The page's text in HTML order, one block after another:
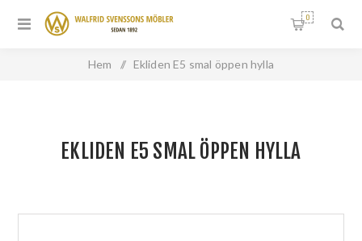
0
Hem / Ekliden E5 smal öppen hylla
EKLIDEN E5 SMAL ÖPPEN HYLLA